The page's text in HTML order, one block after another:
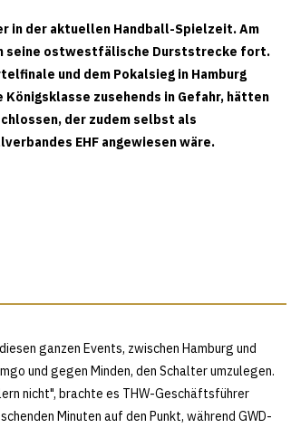
in der aktuellen Handball-Spielzeit. Am
seine ostwestfälische Durststrecke fort.
und dem Pokalsieg in Hamburg
zusehends in Gefahr, hätten
der zudem selbst als
EHF angewiesen wäre.
ganzen Events, zwischen Hamburg und
und gegen Minden, den Schalter umzulegen.
nicht", brachte es THW-Geschäftsführer
Minuten auf den Punkt, während GWD-